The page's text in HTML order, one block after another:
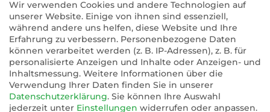
Reiki
Reiki Reikibehandlung Preis 90,- EUR
Termine nach Absprache Der 1. Reiki-Grad
Der Lehrstoff in meinem Seminar zum
ersten Grad beinhaltet eine umfassende
theoretische Ausbildung über die
Geschichte von Reiki, die
Wir verwenden Cookies und andere Technologien auf
unserer Website. Einige von ihnen sind essenziell,
während andere uns helfen, diese Website und Ihre
Erfahrung zu verbessern. Personenbezogene Daten
können verarbeitet werden (z. B. IP-Adressen), z. B. für
personalisierte Anzeigen und Inhalte oder Anzeigen- und
Inhaltsmessung. Weitere Informationen über die
Verwendung Ihrer Daten finden Sie in unserer
Datenschutzerklärung. Sie können Ihre Auswahl
jederzeit unter Einstellungen widerrufen oder anpassen.